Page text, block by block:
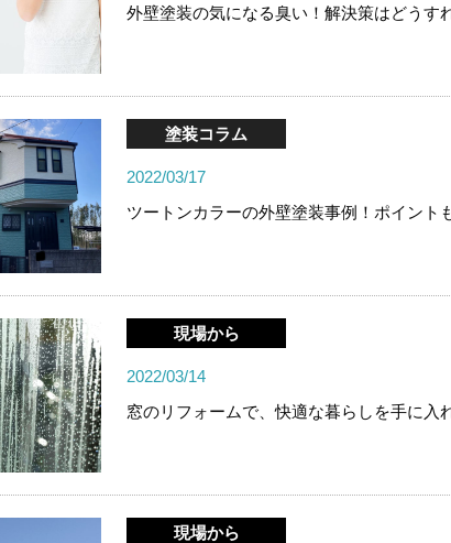
外壁塗装の気になる臭い！解決策はどうす
塗装コラム
2022/03/17
ツートンカラーの外壁塗装事例！ポイント
現場から
2022/03/14
窓のリフォームで、快適な暮らしを手に入
現場から